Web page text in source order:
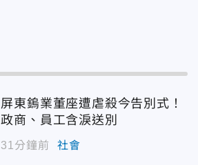
屏東鎢業董座遭虐殺今告別式！
政商、員工含淚送別
31分鐘前 社會